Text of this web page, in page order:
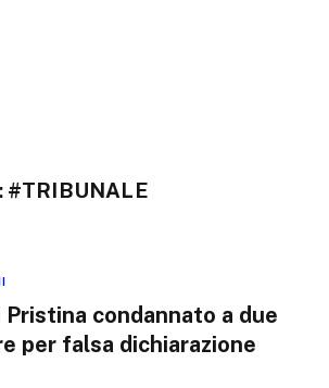
#TRIBUNALE
Pristina condannato a due
per falsa dichiarazione